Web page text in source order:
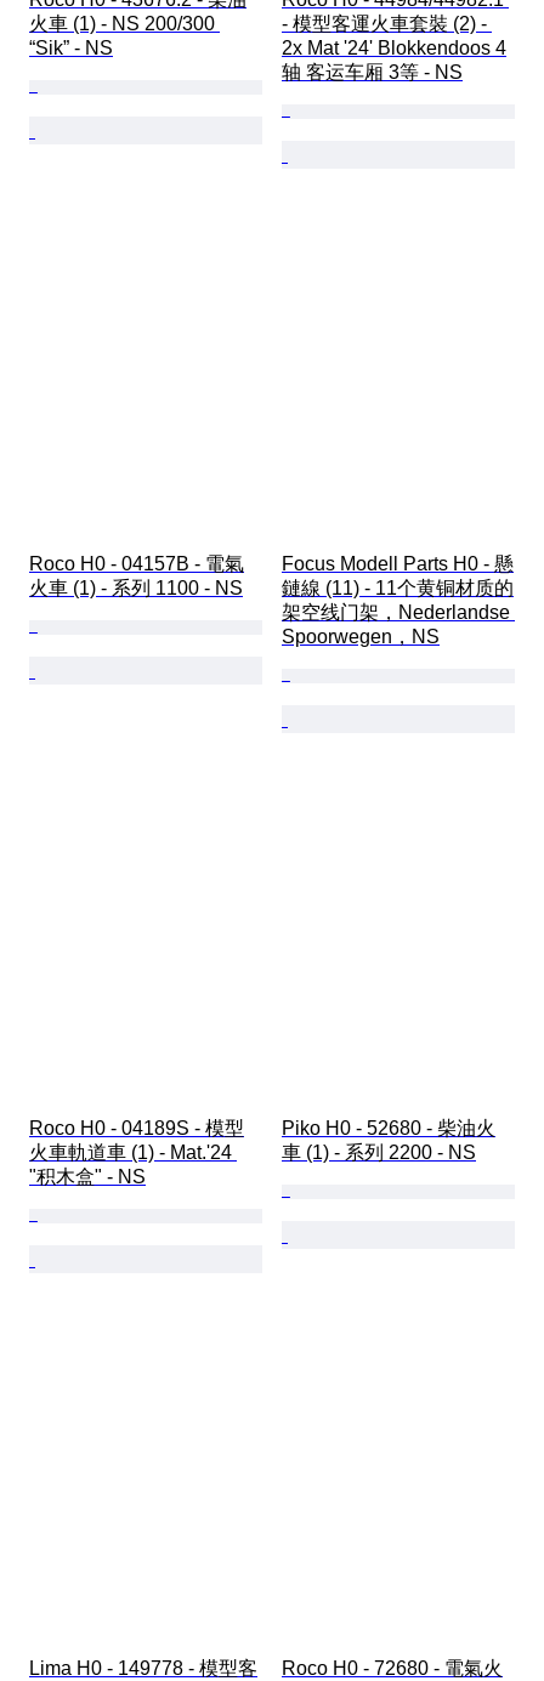
火車 (1) - NS 200/300
“Sik” - NS
- 模型客運火車套裝 (2) -
2x Mat '24' Blokkendoos 4
轴 客运车厢 3等 - NS
Roco H0 - 04157B - 電氣
火車 (1) - 系列 1100 - NS
Focus Modell Parts H0 - 懸
鏈線 (11) - 11个黄铜材质的
架空线门架，Nederlandse
Spoorwegen，NS
Roco H0 - 04189S - 模型
火車軌道車 (1) - Mat.'24
"积木盒" - NS
Piko H0 - 52680 - 柴油火
車 (1) - 系列 2200 - NS
Lima H0 - 149778 - 模型客
Roco H0 - 72680 - 電氣火